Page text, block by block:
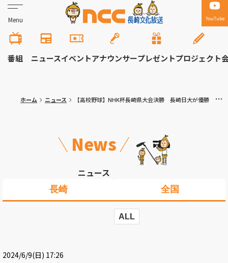
Menu YouTube
番組 ニュースイベントアナウンサープレゼントプロジェクト
ホーム ニュース 【高校野球】NHK杯長崎県大会決勝 長崎日大が優勝 夏のシード８校決定
News
ニュース
長崎 全国
ALL
2024/6/9(日) 17:26